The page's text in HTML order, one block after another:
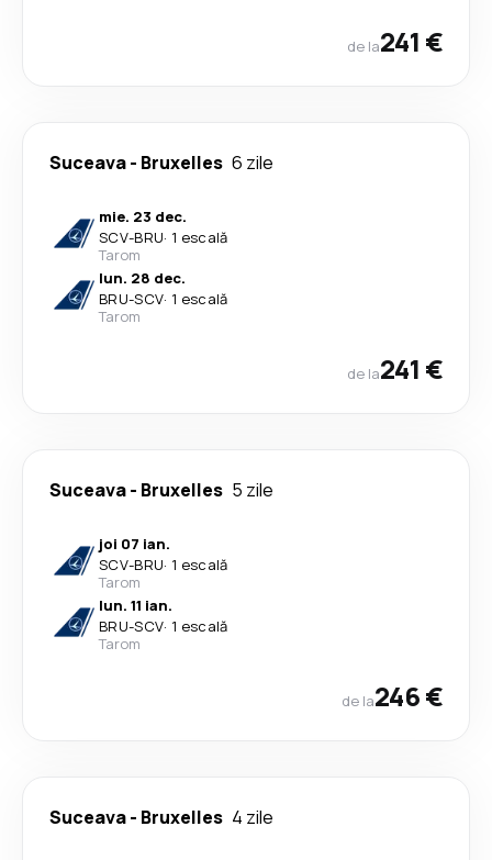
de la241 €
Suceava- Bruxelles 6 zile
mie. 23 dec.
SCV-BRU· 1 escală
Tarom
lun. 28 dec.
BRU-SCV· 1 escală
Tarom
de la241 €
Suceava- Bruxelles 5 zile
joi 07 ian.
SCV-BRU· 1 escală
Tarom
lun. 11 ian.
BRU-SCV· 1 escală
Tarom
de la246 €
Suceava- Bruxelles 4 zile